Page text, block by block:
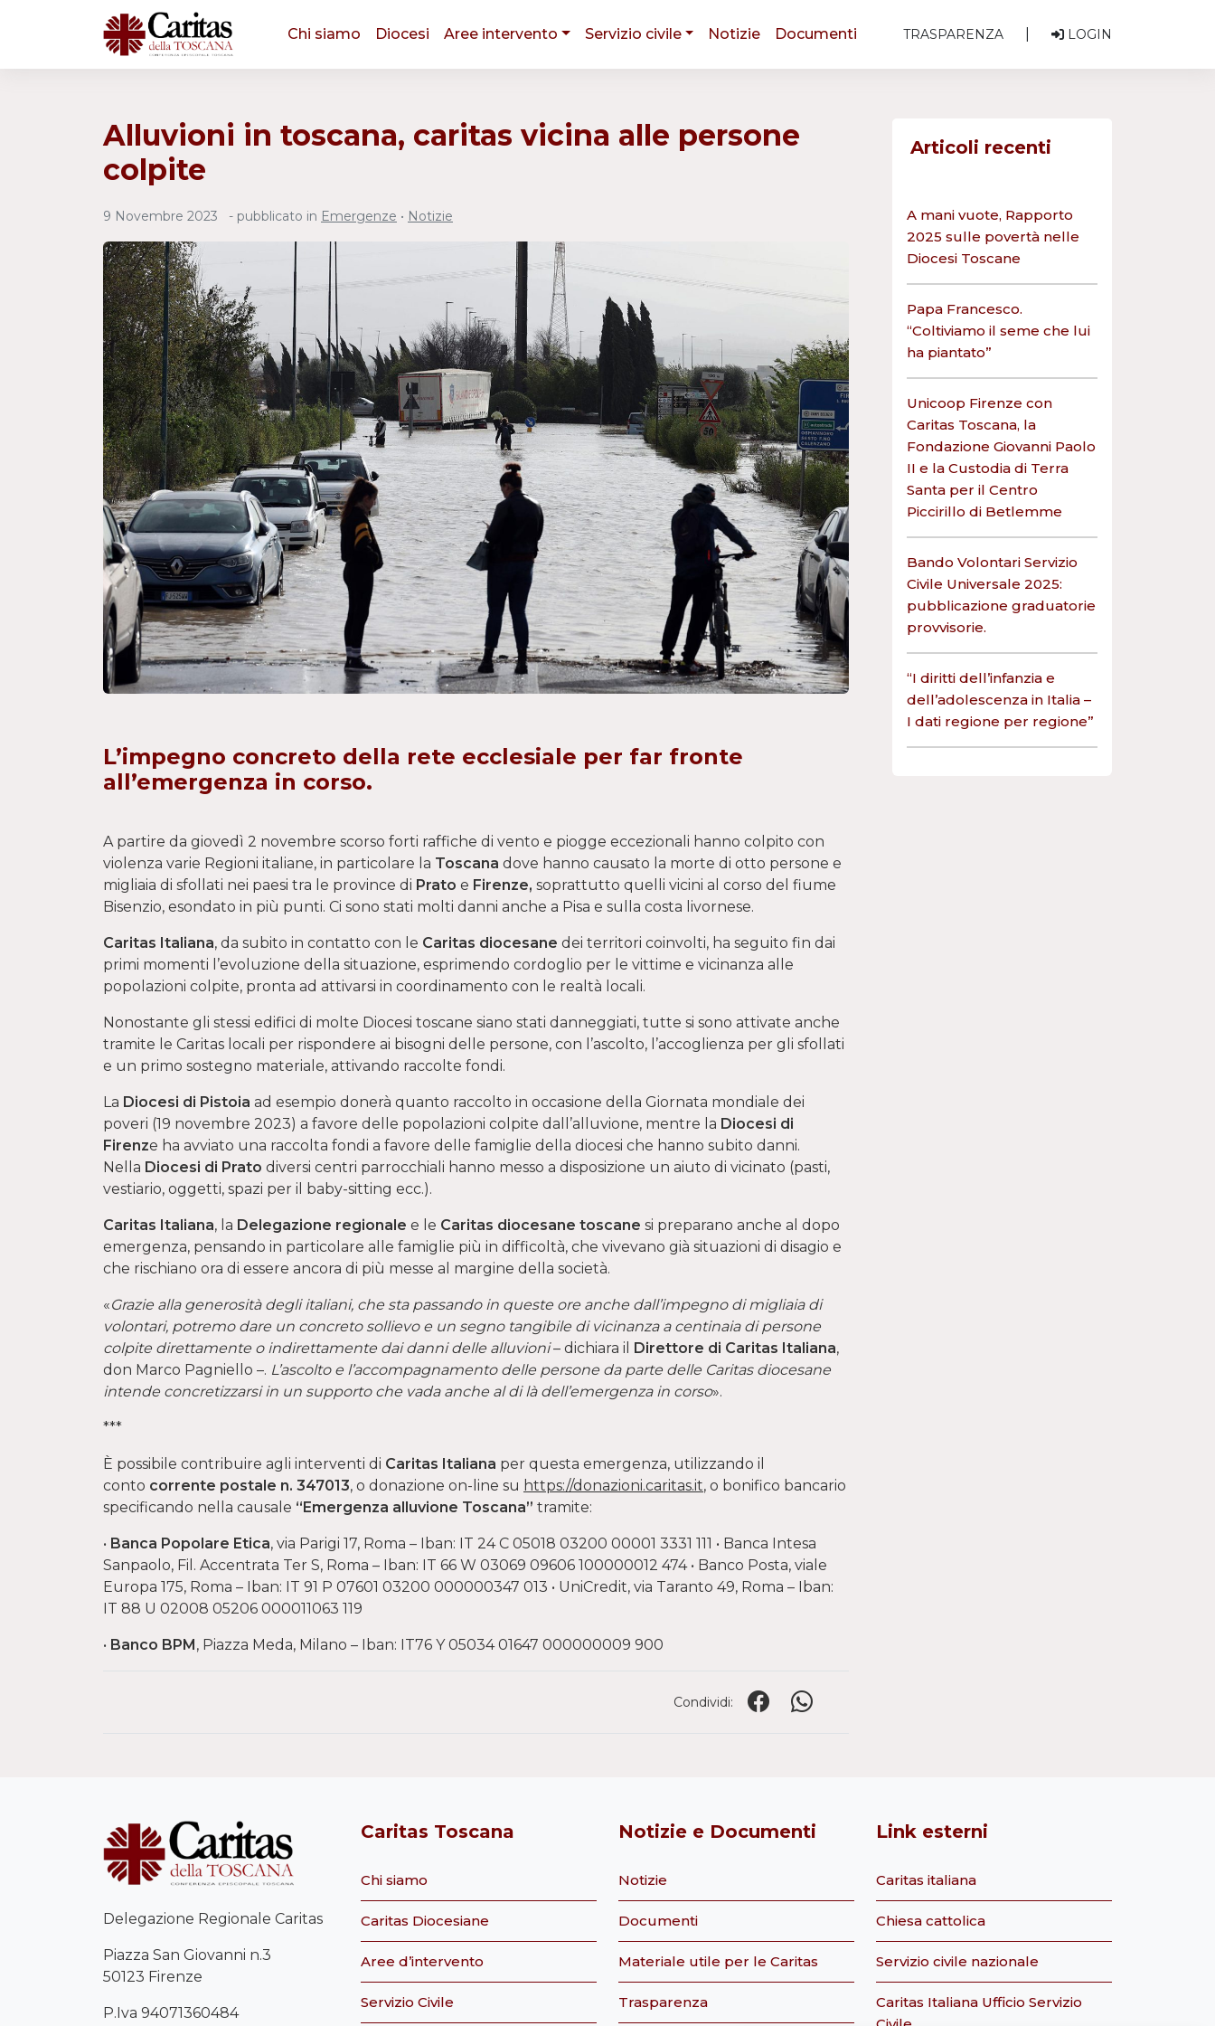
Chi siamo Diocesi Aree intervento Servizio civile Notizie Documenti TRASPARENZA LOGIN
Alluvioni in toscana, caritas vicina alle persone
colpite
9 Novembre 2023 - pubblicato in Emergenze • Notizie
L’impegno concreto della rete ecclesiale per far fronte
all’emergenza in corso.
A partire da giovedì 2 novembre scorso forti raffiche di vento e piogge eccezionali hanno colpito con
violenza varie Regioni italiane, in particolare la Toscana dove hanno causato la morte di otto persone e
migliaia di sfollati nei paesi tra le province di Prato e Firenze, soprattutto quelli vicini al corso del fiume
Bisenzio, esondato in più punti. Ci sono stati molti danni anche a Pisa e sulla costa livornese.
Caritas Italiana, da subito in contatto con le Caritas diocesane dei territori coinvolti, ha seguito fin dai
primi momenti l’evoluzione della situazione, esprimendo cordoglio per le vittime e vicinanza alle
popolazioni colpite, pronta ad attivarsi in coordinamento con le realtà locali.
Nonostante gli stessi edifici di molte Diocesi toscane siano stati danneggiati, tutte si sono attivate anche
tramite le Caritas locali per rispondere ai bisogni delle persone, con l’ascolto, l’accoglienza per gli sfollati
e un primo sostegno materiale, attivando raccolte fondi.
La Diocesi di Pistoia ad esempio donerà quanto raccolto in occasione della Giornata mondiale dei
poveri (19 novembre 2023) a favore delle popolazioni colpite dall’alluvione, mentre la Diocesi di
Firenze ha avviato una raccolta fondi a favore delle famiglie della diocesi che hanno subito danni.
Nella Diocesi di Prato diversi centri parrocchiali hanno messo a disposizione un aiuto di vicinato (pasti,
vestiario, oggetti, spazi per il baby-sitting ecc.).
Caritas Italiana, la Delegazione regionale e le Caritas diocesane toscane si preparano anche al dopo
emergenza, pensando in particolare alle famiglie più in difficoltà, che vivevano già situazioni di disagio e
che rischiano ora di essere ancora di più messe al margine della società.
«Grazie alla generosità degli italiani, che sta passando in queste ore anche dall’impegno di migliaia di
volontari, potremo dare un concreto sollievo e un segno tangibile di vicinanza a centinaia di persone
colpite direttamente o indirettamente dai danni delle alluvioni– dichiara il Direttore di Caritas Italiana,
don Marco Pagniello –. L’ascolto e l’accompagnamento delle persone da parte delle Caritas diocesane
intende concretizzarsi in un supporto che vada anche al di là dell’emergenza in corso».
***
È possibile contribuire agli interventi di Caritas Italiana per questa emergenza, utilizzando il
conto corrente postale n. 347013, o donazione on-line su https://donazioni.caritas.it, o bonifico bancario
specificando nella causale “Emergenza alluvione Toscana” tramite:
• Banca Popolare Etica, via Parigi 17, Roma – Iban: IT 24 C 05018 03200 00001 3331 111 • Banca Intesa
Sanpaolo, Fil. Accentrata Ter S, Roma – Iban: IT 66 W 03069 09606 100000012 474 • Banco Posta, viale
Europa 175, Roma – Iban: IT 91 P 07601 03200 000000347 013 • UniCredit, via Taranto 49, Roma – Iban:
IT 88 U 02008 05206 000011063 119
• Banco BPM, Piazza Meda, Milano – Iban: IT76 Y 05034 01647 000000009 900
Condividi:
Articoli recenti
A mani vuote, Rapporto
2025 sulle povertà nelle
Diocesi Toscane
Papa Francesco.
“Coltiviamo il seme che lui
ha piantato”
Unicoop Firenze con
Caritas Toscana, la
Fondazione Giovanni Paolo
II e la Custodia di Terra
Santa per il Centro
Piccirillo di Betlemme
Bando Volontari Servizio
Civile Universale 2025:
pubblicazione graduatorie
provvisorie.
“I diritti dell’infanzia e
dell’adolescenza in Italia –
I dati regione per regione”
Delegazione Regionale Caritas
Piazza San Giovanni n.3
50123 Firenze
P.Iva 94071360484
Caritas Toscana
Chi siamo
Caritas Diocesiane
Aree d’intervento
Servizio Civile
Notizie e Documenti
Notizie
Documenti
Materiale utile per le Caritas
Trasparenza
Link esterni
Caritas italiana
Chiesa cattolica
Servizio civile nazionale
Caritas Italiana Ufficio Servizio